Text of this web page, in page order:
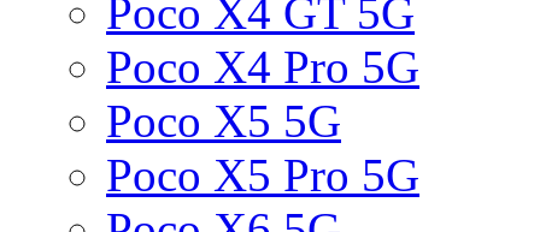
Poco X4 GT 5G
Poco X4 Pro 5G
Poco X5 5G
Poco X5 Pro 5G